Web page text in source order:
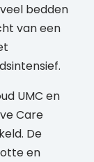
bedden
van een
UMC en
Care
De
en